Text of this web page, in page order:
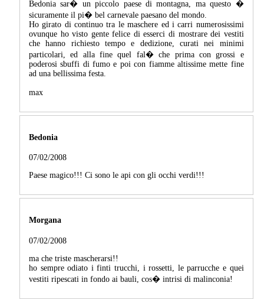
Bedonia sar� un piccolo paese di montagna, ma questo �
sicuramente il pi� bel carnevale paesano del mondo.
Ho girato di continuo tra le maschere ed i carri numerosissimi
ovunque ho visto gente felice di esserci di mostrare dei vestiti
che hanno richiesto tempo e dedizione, curati nei minimi
particolari, ed alla fine quel fal� che prima con grossi e
poderosi sbuffi di fumo e poi con fiamme altissime mette fine
ad una bellissima festa.
max
Bedonia
07/02/2008
Paese magico!!! Ci sono le api con gli occhi verdi!!!
Morgana
07/02/2008
ma che triste mascherarsi!!
ho sempre odiato i finti trucchi, i rossetti, le parrucche e quei
vestiti ripescati in fondo ai bauli, cos� intrisi di malinconia!